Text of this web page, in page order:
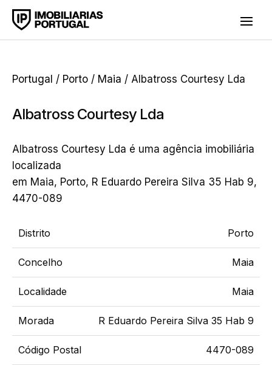
Portugal / Porto / Maia / Albatross Courtesy Lda
Albatross Courtesy Lda
Albatross Courtesy Lda é uma agência imobiliária
localizada
em Maia, Porto, R Eduardo Pereira Silva 35 Hab 9,
4470-089
Distrito Porto
Concelho Maia
Localidade Maia
Morada R Eduardo Pereira Silva 35 Hab 9
Código Postal 4470-089